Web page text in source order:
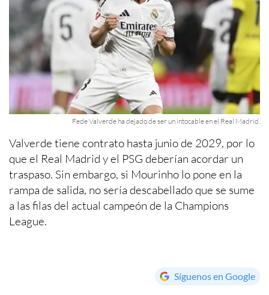
Fede Valverde ha dejado de ser un intocable en el Real Madrid.
Valverde tiene contrato hasta junio de 2029, por lo
que el Real Madrid y el PSG deberían acordar un
traspaso. Sin embargo, si Mourinho lo pone en la
rampa de salida, no sería descabellado que se sume
a las filas del actual campeón de la Champions
League.
Síguenos en Google